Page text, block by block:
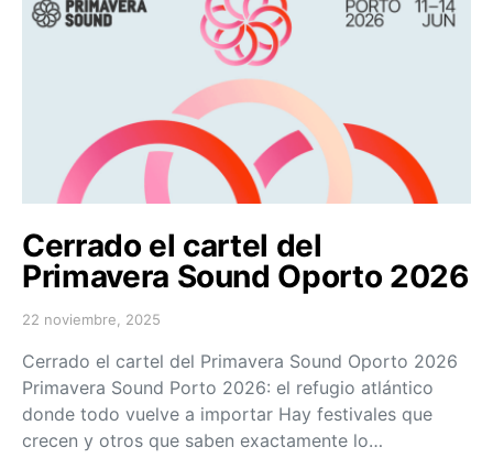
Cerrado el cartel del
Primavera Sound Oporto 2026
Posted on
22 noviembre, 2025
Cerrado el cartel del Primavera Sound Oporto 2026
Primavera Sound Porto 2026: el refugio atlántico
donde todo vuelve a importar Hay festivales que
crecen y otros que saben exactamente lo…